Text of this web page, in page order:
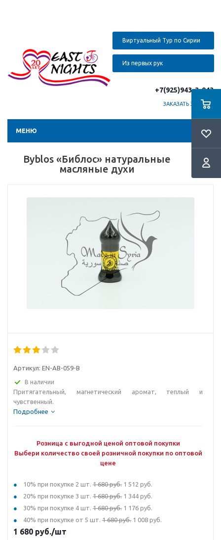
Виртуальный Тур по Сирии
Из первых рук
+7(925)943-3-943
ЗАКАЗАТЬ ЗВОНОК
МЕНЮ
Byblos «Библос» натуральные
масляные духи
Артикул: EN-AB-059-B
В наличии
Притягательный, магнетический аромат, теплый и
чувственный.
Подробнее
Розница с выгодной ценой оптовой покупки
Выбери количество своей розничной покупки по оптовой
цене
10% при покупке 2 шт. 1 680 руб. 1 512 руб.
20% при покупке 3 шт. 1 680 руб. 1 344 руб.
30% при покупке 4 шт. 1 680 руб. 1 176 руб.
40% при покупке от 5 шт. 1 680 руб. 1 008 руб.
1 680 руб./шт